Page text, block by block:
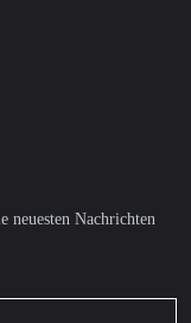
neuesten Nachrichten